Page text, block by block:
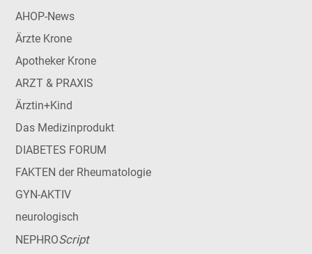
AHOP-News
Ärzte Krone
Apotheker Krone
ARZT & PRAXIS
Ärztin+Kind
Das Medizinprodukt
DIABETES FORUM
FAKTEN der Rheumatologie
GYN-AKTIV
neurologisch
NEPHROScript